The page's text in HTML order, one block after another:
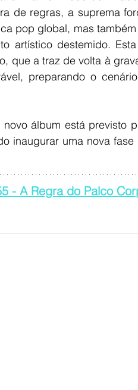
de regras, a suprema
pop global, mas
artístico destemido.
que a traz de volta à
preparando o
álbum está previsto
inaugurar uma nova
- A Regra do Palco